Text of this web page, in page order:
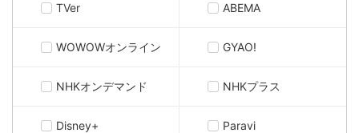
TVer ABEMA
WOWOWオンライン GYAO!
NHKオンデマンド NHKプラス
Disney+ Paravi